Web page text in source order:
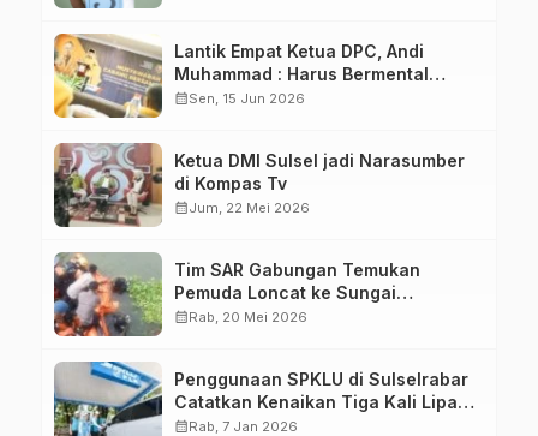
Lantik Empat Ketua DPC, Andi
Muhammad : Harus Bermental
Pejuang
calendar_monthSen, 15 Jun 2026
Ketua DMI Sulsel jadi Narasumber
di Kompas Tv
calendar_monthJum, 22 Mei 2026
Tim SAR Gabungan Temukan
Pemuda Loncat ke Sungai
Pampang Makassar
calendar_monthRab, 20 Mei 2026
Penggunaan SPKLU di Sulselrabar
Catatkan Kenaikan Tiga Kali Lipat
di Tahun 2025
calendar_monthRab, 7 Jan 2026